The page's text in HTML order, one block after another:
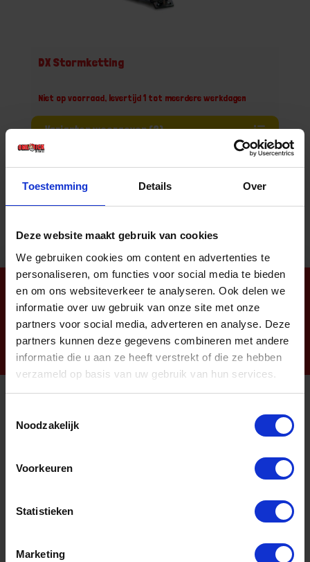
Toestemming Details Over
Deze website maakt gebruik van cookies
We gebruiken cookies om content en advertenties te
personaliseren, om functies voor social media te bieden
en om ons websiteverkeer te analyseren. Ook delen we
informatie over uw gebruik van onze site met onze
partners voor social media, adverteren en analyse. Deze
partners kunnen deze gegevens combineren met andere
informatie die u aan ze heeft verstrekt of die ze hebben
verzameld op basis van uw gebruik van hun services.
Noodzakelijk
Voorkeuren
Statistieken
Marketing
DX Stormketting
Niet op voorraad, levertijd 1 tot meerdere werkdagen
Varianten weergeven (2)
Aantal producten tonen
Nieuwsbrief
Algemene voorwaarden Ome Dick